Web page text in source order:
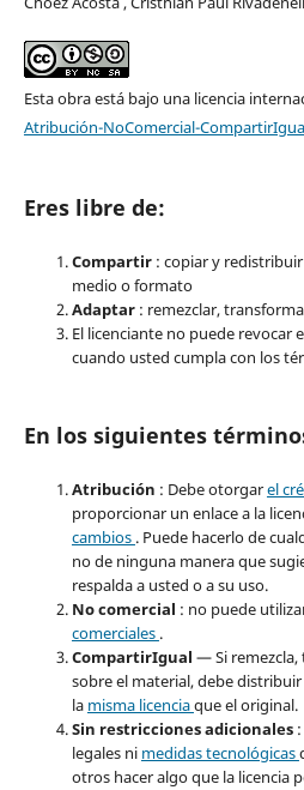
Esta obra está bajo una licencia
Atribución-NoComercial-
Eres libre de:
Compartir : copiar y
medio o formato
Adaptar : remezclar,
El licenciante no puede revocar
cuando usted cumpla con los
En los siguientes
Atribución : Debe otorgarel
proporcionar un enlace a la
cambios . Puede hacerlo de
no de ninguna manera que
respalda a usted o a su uso.
No comercial : no puede
comerciales .
CompartirIgual — Si
sobre el material, debe
la misma licenciaque el original.
Sin restricciones adicionales
legales ni medidas tecnológicas
otros hacer algo que la licencia